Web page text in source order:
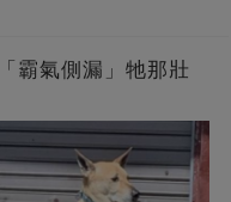
霸氣側漏」牠那壯